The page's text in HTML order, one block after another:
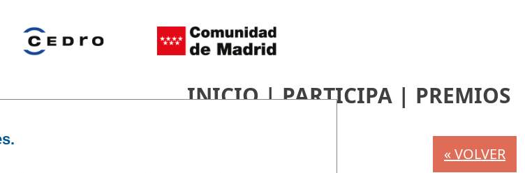
INICIO|PARTICIPA | PREMIOS
« VOLVER